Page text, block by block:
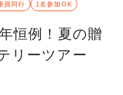
を探す
ら探す
す
恒例！夏の贈
リーツアー
員同行 1名参加OK